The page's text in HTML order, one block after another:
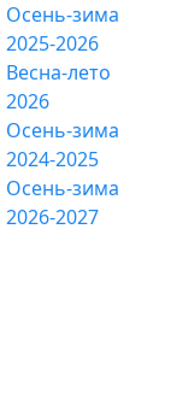
Осень-зима
2025-2026
Весна-лето
2026
Осень-зима
2024-2025
Осень-зима
2026-2027